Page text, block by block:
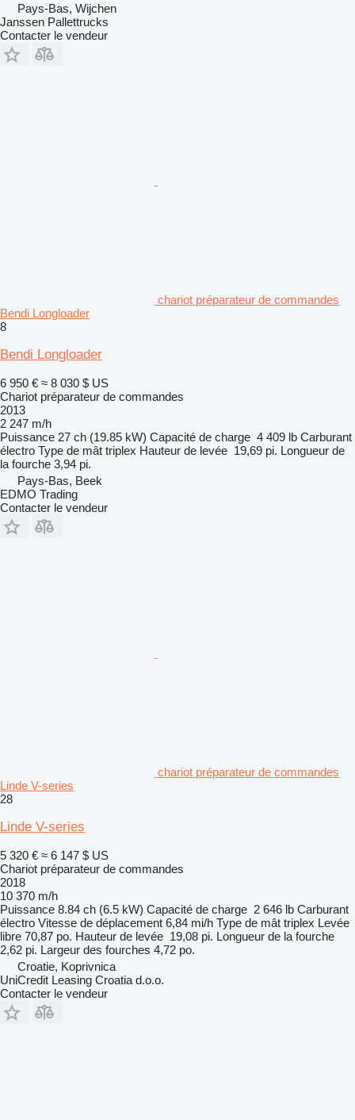
Pays-Bas, Wijchen
Janssen Pallettrucks
Contacter le vendeur
chariot préparateur de commandes
Bendi Longloader
8
Bendi Longloader
6 950 € ≈ 8 030 $ US
Chariot préparateur de commandes
2013
2 247 m/h
Puissance 27 ch (19.85 kW) Capacité de charge 4 409 lb Carburant
électro Type de mât triplex Hauteur de levée 19,69 pi. Longueur de
la fourche 3,94 pi.
Pays-Bas, Beek
EDMO Trading
Contacter le vendeur
chariot préparateur de commandes
Linde V-series
28
Linde V-series
5 320 € ≈ 6 147 $ US
Chariot préparateur de commandes
2018
10 370 m/h
Puissance 8.84 ch (6.5 kW) Capacité de charge 2 646 lb Carburant
électro Vitesse de déplacement 6,84 mi/h Type de mât triplex Levée
libre 70,87 po. Hauteur de levée 19,08 pi. Longueur de la fourche
2,62 pi. Largeur des fourches 4,72 po.
Croatie, Koprivnica
UniCredit Leasing Croatia d.o.o.
Contacter le vendeur